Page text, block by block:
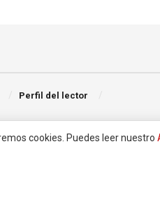
Perfil del lector
cookies. Puedes leer nuestro